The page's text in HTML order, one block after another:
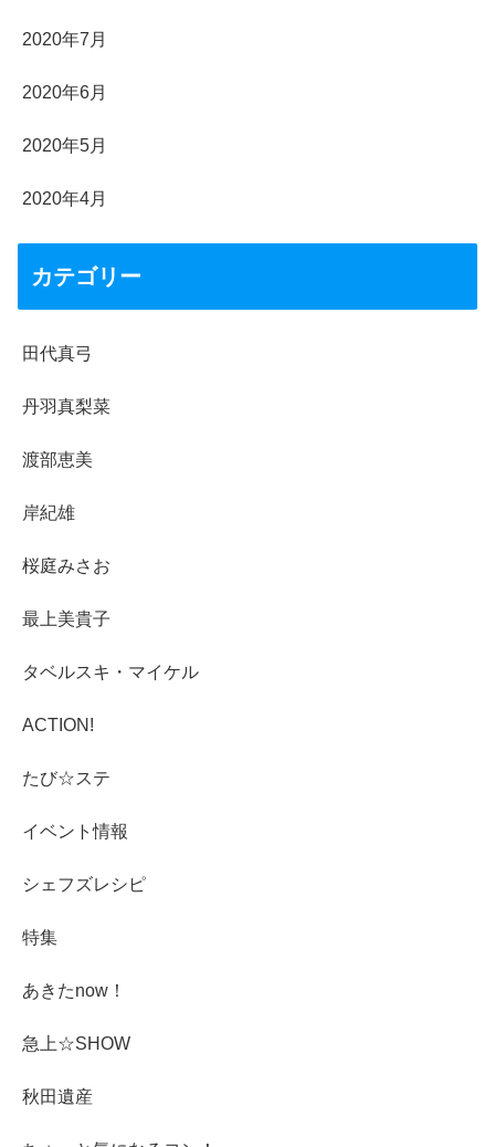
2020年7月
2020年6月
2020年5月
2020年4月
カテゴリー
田代真弓
丹羽真梨菜
渡部恵美
岸紀雄
桜庭みさお
最上美貴子
タベルスキ・マイケル
ACTION!
たび☆ステ
イベント情報
シェフズレシピ
特集
あきたnow！
急上☆SHOW
秋田遺産